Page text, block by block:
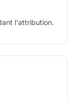
l'attribution.